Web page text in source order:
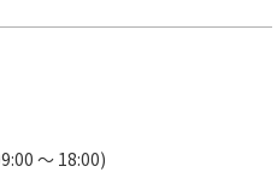
～ 18:00)